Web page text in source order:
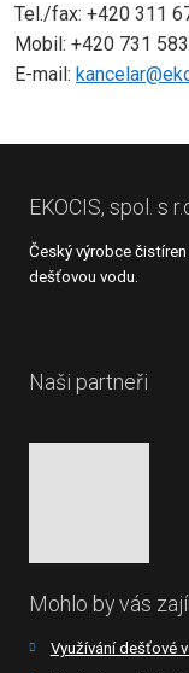
Tel./fax: +420 311
Mobil: +420 731
E-mail:
EKOCIS, spol. s
Český výrobce
dešťovou vodu.
Naši partneři
Mohlo by vás
Využívání dešťové